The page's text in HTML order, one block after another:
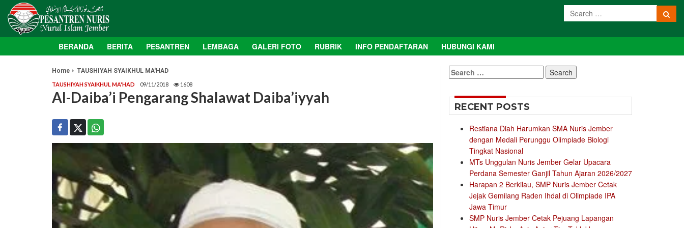
BERANDA BERITA PESANTREN LEMBAGA GALERI FOTO RUBRIK INFO PENDAFTARAN HUBUNGI KAMI
Home TAUSHIYAH SYAIKHUL MA'HAD
TAUSHIYAH SYAIKHUL MA'HAD 09/11/2018 1608
Al-Daiba’i Pengarang Shalawat Daiba’iyyah
Search
for:
RECENT POSTS
Restiana Diah Harumkan SMA Nuris Jember
dengan Medali Perunggu Olimpiade Biologi
Tingkat Nasional
MTs Unggulan Nuris Jember Gelar Upacara
Perdana Semester Ganjil Tahun Ajaran 2026/2027
Harapan 2 Berkilau, SMP Nuris Jember Cetak
Jejak Gemilang Raden Ihdal di Olimpiade IPA
Jawa Timur
SMP Nuris Jember Cetak Pejuang Lapangan